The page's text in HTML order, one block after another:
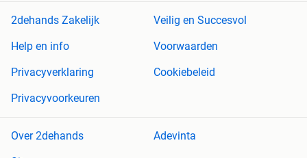
2dehands Zakelijk
Veilig en Succesvol
Help en info
Voorwaarden
Privacyverklaring
Cookiebeleid
Privacyvoorkeuren
Over 2dehands
Adevinta